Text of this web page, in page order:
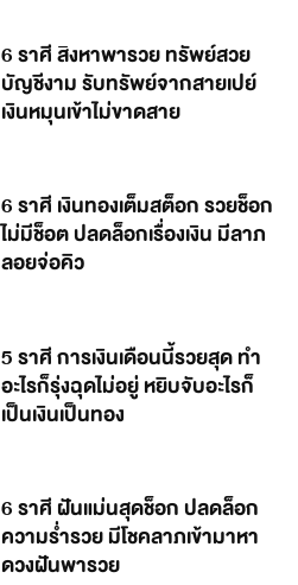
6 ราศี สิงหาพารวย ทรัพย์สวย
บัญชีงาม รับทรัพย์จากสายเปย์
เงินหมุนเข้าไม่ขาดสาย
6 ราศี เงินทองเต็มสต็อก รวยช็อก
ไม่มีช็อต ปลดล็อกเรื่องเงิน มีลาภ
ลอยจ่อคิว
5 ราศี การเงินเดือนนี้รวยสุด ทำ
อะไรก็รุ่งฉุดไม่อยู่ หยิบจับอะไรก็
เป็นเงินเป็นทอง
6 ราศี ฝันแม่นสุดช็อก ปลดล็อก
ความร่ำรวย มีโชคลาภเข้ามาหา
ดวงฝันพารวย